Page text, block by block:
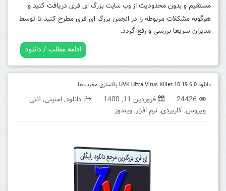
مستقیم و بدون محدودیت از وب سایت بزرگ ای فری دریافت کنید و
هرگونه مشکلات مربوطه را در انجمن بزرگ ای فری مطرح کنید تا توسط
مدیران سریعا بررسی و رفع گردد.
ادامه مطلب / دانلود
دانلود UVK Ultra Virus Killer 10.19.6.0 پاکسازی مخرب ها
24426 فروردین 11, 1400 دانلود,امنیتی,آنتی
ویروس, کاربردی,نرم افزار,ویندوز